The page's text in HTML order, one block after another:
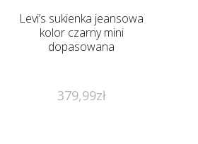
Levi’s sukienka jeansowa
kolor czarny mini
dopasowana
379,99zł